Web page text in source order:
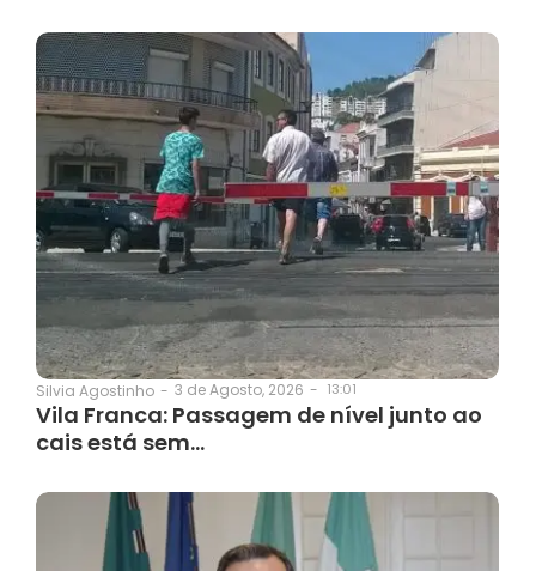
Silvia Agostinho - 3 de Agosto, 2026 - 13:01
Vila Franca: Passagem de nível junto ao
cais está sem…